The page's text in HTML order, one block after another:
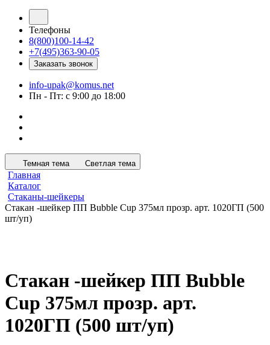
Телефоны
8(800)100-14-42
+7(495)363-90-05
Заказать звонок
info-upak@komus.net
Пн - Пт: с 9:00 до 18:00
Темная тема Светлая тема
Главная
Каталог
Стаканы-шейкеры
Стакан -шейкер ПП Bubble Cup 375мл прозр. арт. 1020ГП (500
шт/уп)
Стакан -шейкер ПП Bubble
Cup 375мл прозр. арт.
1020ГП (500 шт/уп)